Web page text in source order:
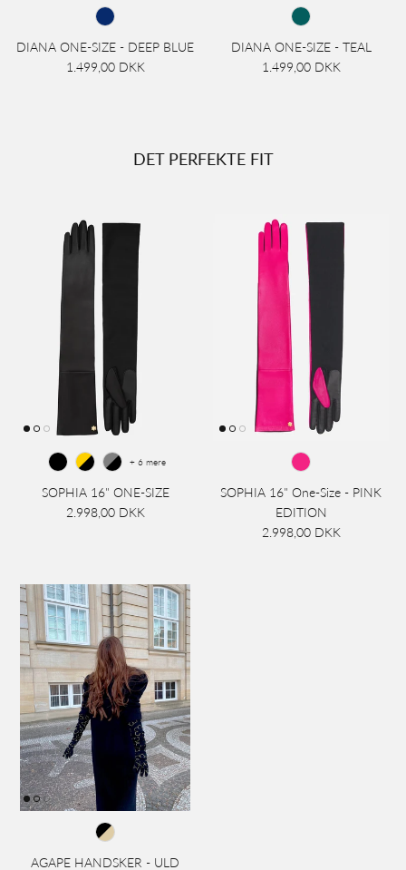
DIANA ONE-SIZE - DEEP BLUE
1.499,00 DKK
DIANA ONE-SIZE - TEAL
1.499,00 DKK
DET PERFEKTE FIT
SOPHIA 16" ONE-SIZE
2.998,00 DKK
+ 6 mere
SOPHIA 16" One-Size - PINK
EDITION
2.998,00 DKK
AGAPE HANDSKER - ULD